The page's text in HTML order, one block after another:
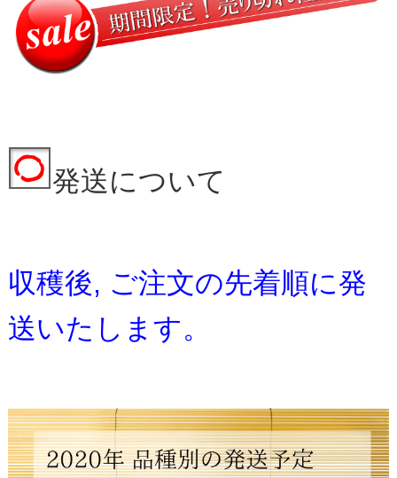
発送について
収穫後, ご注文の先着順に発
送いたします。